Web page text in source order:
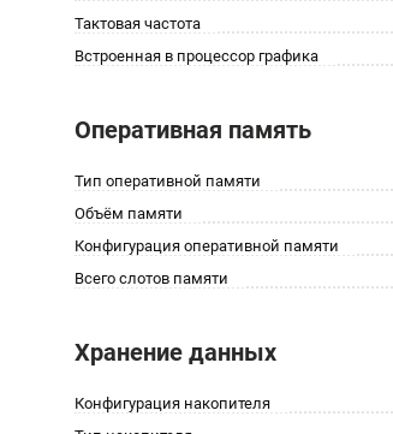
Тактовая частота
Встроенная в процессор графика
Оперативная память
Тип оперативной памяти
Объём памяти
Конфигурация оперативной памяти
Всего слотов памяти
Хранение данных
Конфигурация накопителя